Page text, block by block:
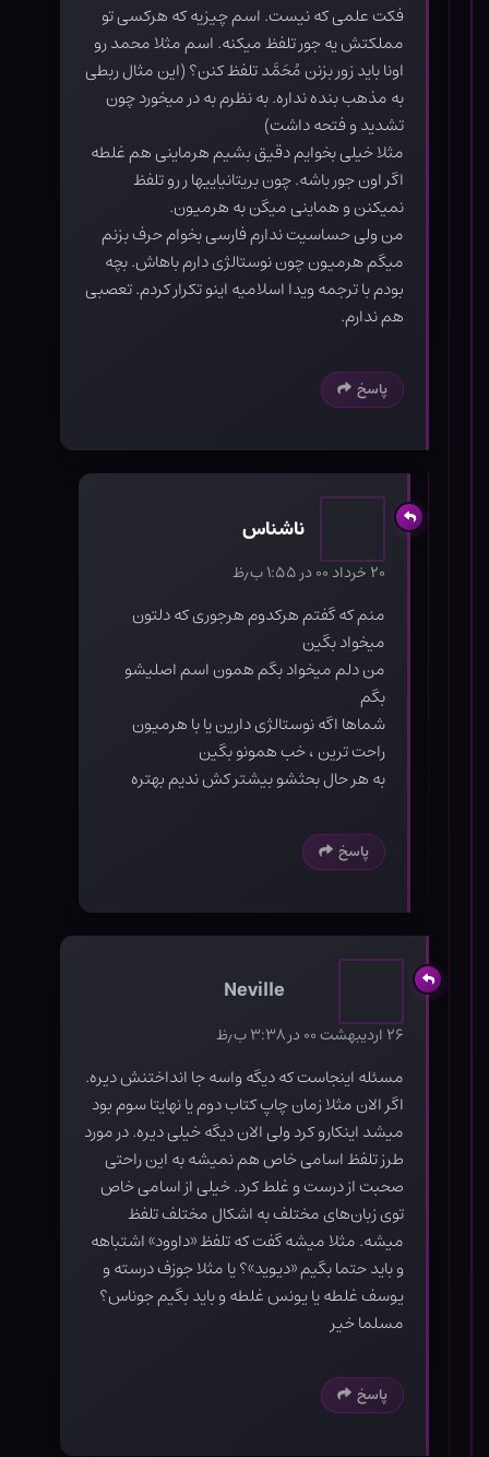
فکت علمی که نیست. اسم چیزیه که هرکسی تو
مملکتش یه جور تلفظ میکنه. اسم مثلا محمد رو
اونا باید زور بزنن مُحَمَّد تلفظ کنن؟ (این مثال ربطی
به مذهب بنده نداره. به نظرم به در میخورد چون
تشدید و فتحه داشت)
مثلا خیلی بخوایم دقیق بشیم هرماینی هم غلطه
اگر اون جور باشه. چون بریتانیاییها ر رو تلفظ
نمیکنن و هماینی میگن به هرمیون.
من ولی حساسیت ندارم فارسی بخوام حرف بزنم
میگم هرمیون چون نوستالژی دارم باهاش. بچه
بودم با ترجمه ویدا اسلامیه اینو تکرار کردم. تعصبی
هم ندارم.
پاسخ
ناشناس
۲۰ خرداد ۰۰ در ۱:۵۵ ب٫ظ
منم که گفتم هرکدوم هرجوری که دلتون
میخواد بگین
من دلم میخواد بگم همون اسم اصلیشو
بگم
شماها اگه نوستالژی دارین یا با هرمیون
راحت ترین ، خب همونو بگین
به هر حال بحثشو بیشتر کش ندیم بهتره
پاسخ
Neville
۲۶ اردیبهشت ۰۰ در ۳:۳۸ ب٫ظ
مسئله اینجاست که دیگه واسه جا انداختنش دیره.
اگر الان مثلا زمان چاپ کتاب دوم یا نهایتا سوم بود
میشد اینکارو کرد ولی الان دیگه خیلی دیره. در مورد
طرز تلفظ اسامی خاص هم نمیشه به این راحتی
صحبت از درست و غلط کرد. خیلی از اسامی خاص
توی زبان‌های مختلف به اشکال مختلف تلفظ
میشه. مثلا میشه گفت که تلفظ «داوود» اشتباهه
و باید حتما بگیم «دیوید»؟ یا مثلا جوزف درسته و
یوسف غلطه یا یونس غلطه و باید بگیم جوناس؟
مسلما خیر
پاسخ